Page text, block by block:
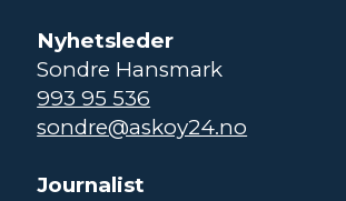
Nyhetsleder
Sondre Hansmark
993 95 536
sondre@askoy24.no
Journalist